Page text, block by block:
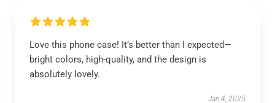
Love this phone case! It’s better than I expected—
bright colors, high-quality, and the design is
absolutely lovely.
Jan 4, 2025